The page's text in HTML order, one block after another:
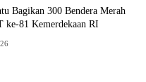
Bagikan 300 Bendera Merah
ke-81 Kemerdekaan RI